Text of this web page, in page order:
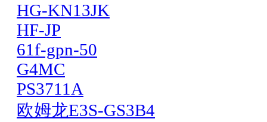
HG-KN13JK
HF-JP
61f-gpn-50
G4MC
PS3711A
欧姆龙E3S-GS3B4